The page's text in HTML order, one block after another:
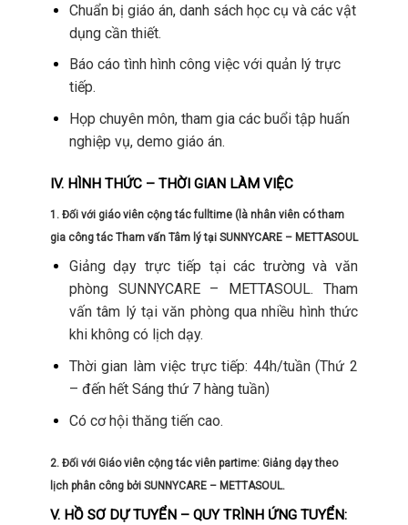
Chuẩn bị giáo án, danh sách học cụ và các vật
dụng cần thiết.
Báo cáo tình hình công việc với quản lý trực
tiếp.
Họp chuyên môn, tham gia các buổi tập huấn
nghiệp vụ, demo giáo án.
IV. HÌNH THỨC – THỜI GIAN LÀM VIỆC
1. Đối với giáo viên cộng tác fulltime (là nhân viên có tham
gia công tác Tham vấn Tâm lý tại SUNNYCARE – METTASOUL
Giảng dạy trực tiếp tại các trường và văn
phòng SUNNYCARE – METTASOUL. Tham
vấn tâm lý tại văn phòng qua nhiều hình thức
khi không có lịch dạy.
Thời gian làm việc trực tiếp: 44h/tuần (Thứ 2
– đến hết Sáng thứ 7 hàng tuần)
Có cơ hội thăng tiến cao.
2. Đối với Giáo viên cộng tác viên partime: Giảng dạy theo
lịch phân công bởi SUNNYCARE – METTASOUL.
V. HỒ SƠ DỰ TUYỂN – QUY TRÌNH ỨNG TUYỂN: